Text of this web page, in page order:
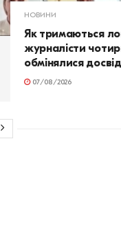
НОВИНИ
Як тримаються
журналісти
обмінялися
07/08/2026